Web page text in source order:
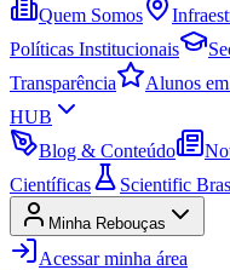
Quem Somos
Políticas Institucionais
Transparência
Alunos
HUB
Blog & Conteúdo
Científicas
Scientific
Minha Rebouças
Acessar minha área